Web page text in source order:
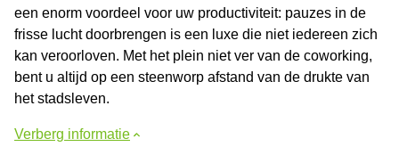
een enorm voordeel voor uw productiviteit: pauzes in de
frisse lucht doorbrengen is een luxe die niet iedereen zich
kan veroorloven. Met het plein niet ver van de coworking,
bent u altijd op een steenworp afstand van de drukte van
het stadsleven.
Verberg informatie